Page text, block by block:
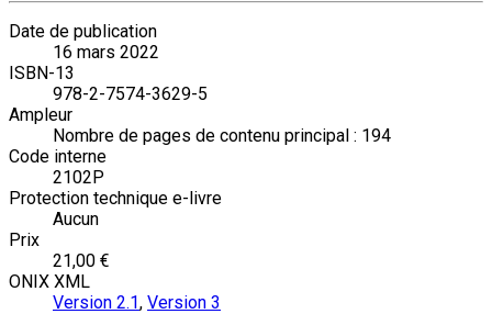
Date de publication
16 mars 2022
ISBN-13
978-2-7574-3629-5
Ampleur
Nombre de pages de contenu principal : 194
Code interne
2102P
Protection technique e-livre
Aucun
Prix
21,00 €
ONIX XML
Version 2.1, Version 3